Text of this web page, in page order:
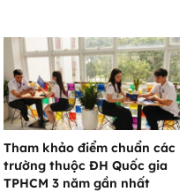
Tham khảo điểm chuẩn các
trường thuộc ĐH Quốc gia
TPHCM 3 năm gần nhất